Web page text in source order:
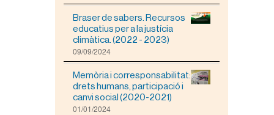
Braser de sabers. Recursos
educatius per a la justícia
climàtica. (2022 - 2023)
09/09/2024
Memòria i corresponsabilitat:
drets humans, participació i
canvi social (2020-2021)
01/01/2024